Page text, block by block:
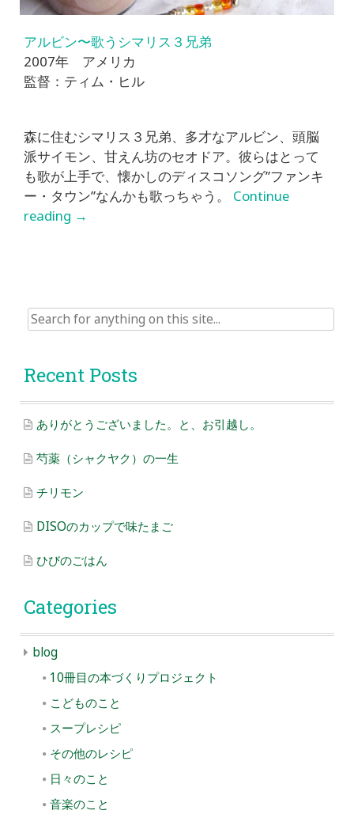
アルビン〜歌うシマリス３兄弟
2007年 アメリカ
監督：ティム・ヒル
森に住むシマリス３兄弟、多才なアルビン、頭脳
派サイモン、甘えん坊のセオドア。彼らはとって
も歌が上手で、懐かしのディスコソング”ファンキ
ー・タウン”なんかも歌っちゃう。 Continue
reading →
Search
for:
Recent Posts
ありがとうございました。と、お引越し。
芍薬（シャクヤク）の一生
チリモン
DISOのカップで味たまご
ひびのごはん
Categories
blog
10冊目の本づくりプロジェクト
こどものこと
スープレシピ
その他のレシピ
日々のこと
音楽のこと